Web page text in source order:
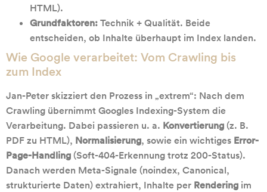
HTML).
Grundfaktoren:Technik + Qualität. Beide
entscheiden, ob Inhalte überhaupt im Index landen.
Wie Google verarbeitet: Vom Crawling bis
zum Index
Jan-Peter skizziert den Prozess in „extrem“: Nach dem
Crawling übernimmt Googles Indexing-System die
Verarbeitung. Dabei passieren u. a. Konvertierung(z. B.
PDF zu HTML), Normalisierung, sowie ein wichtiges Error-
Page-Handling(Soft-404-Erkennung trotz 200-Status).
Danach werden Meta-Signale (noindex, Canonical,
strukturierte Daten) extrahiert, Inhalte per Rendering im